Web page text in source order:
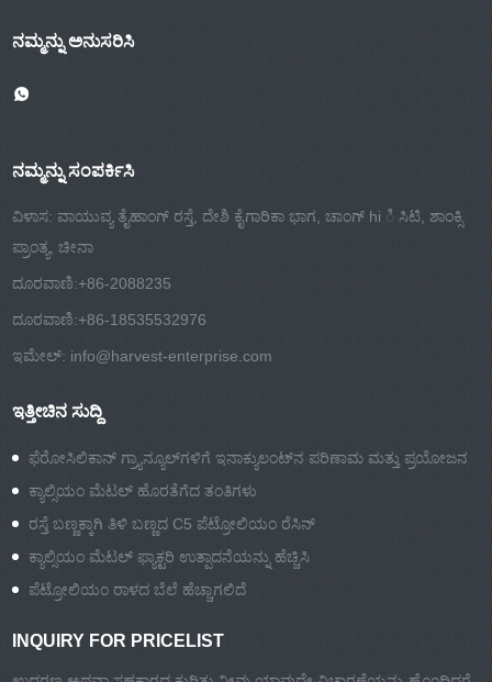
ನಮ್ಮನ್ನು ಅನುಸರಿಸಿ
ನಮ್ಮನ್ನು ಸಂಪರ್ಕಿಸಿ
ವಿಳಾಸ: ವಾಯುವ್ಯ ತೈಹಾಂಗ್ ರಸ್ತೆ, ದೇಶಿ ಕೈಗಾರಿಕಾ ಭಾಗ, ಚಾಂಗ್ hi ಿ ಸಿಟಿ, ಶಾಂಕ್ಸಿ
ಪ್ರಾಂತ್ಯ, ಚೀನಾ
ದೂರವಾಣಿ:+86-2088235
ದೂರವಾಣಿ:+86-18535532976
ಇಮೇಲ್: info@harvest-enterprise.com
ಇತ್ತೀಚಿನ ಸುದ್ದಿ
ಫೆರೋಸಿಲಿಕಾನ್ ಗ್ರ್ಯಾನ್ಯೂಲ್‌ಗಳಿಗೆ ಇನಾಕ್ಯುಲಂಟ್‌ನ ಪರಿಣಾಮ ಮತ್ತು ಪ್ರಯೋಜನ
ಕ್ಯಾಲ್ಸಿಯಂ ಮೆಟಲ್ ಹೊರತೆಗೆದ ತಂತಿಗಳು
ರಸ್ತೆ ಬಣ್ಣಕ್ಕಾಗಿ ತಿಳಿ ಬಣ್ಣದ C5 ಪೆಟ್ರೋಲಿಯಂ ರೆಸಿನ್
ಕ್ಯಾಲ್ಸಿಯಂ ಮೆಟಲ್ ಫ್ಯಾಕ್ಟರಿ ಉತ್ಪಾದನೆಯನ್ನು ಹೆಚ್ಚಿಸಿ
ಪೆಟ್ರೋಲಿಯಂ ರಾಳದ ಬೆಲೆ ಹೆಚ್ಚಾಗಲಿದೆ
INQUIRY FOR PRICELIST